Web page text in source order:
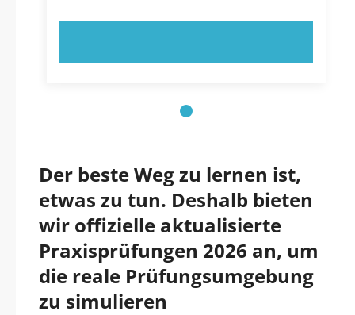
Der beste Weg zu lernen ist,
etwas zu tun. Deshalb bieten
wir offizielle aktualisierte
Praxisprüfungen 2026 an, um
die reale Prüfungsumgebung
zu simulieren